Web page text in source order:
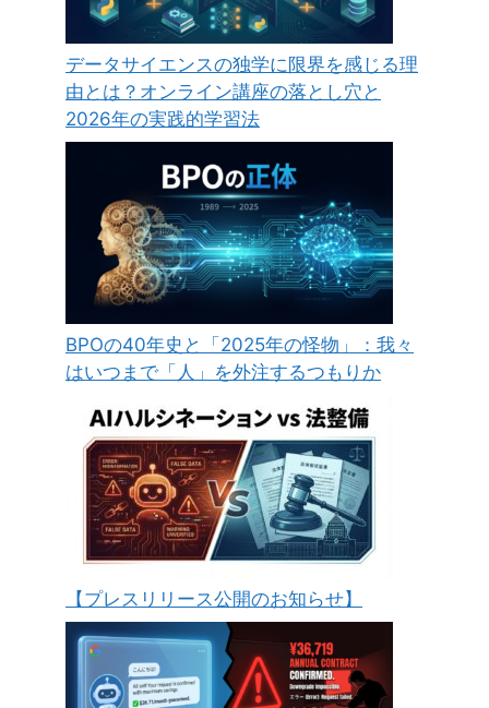
データサイエンスの独学に限界を感じる理
由とは？オンライン講座の落とし穴と
2026年の実践的学習法
BPOの40年史と「2025年の怪物」：我々
はいつまで「人」を外注するつもりか
【プレスリリース公開のお知らせ】